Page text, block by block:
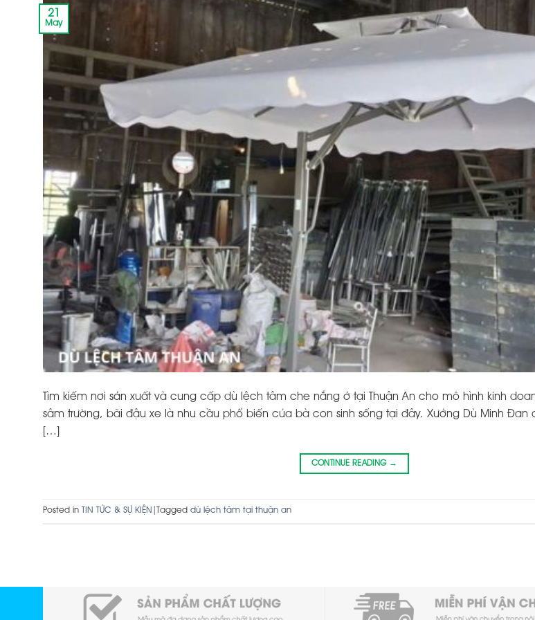
21
May
Tìm kiếm nơi sản xuất và cung cấp dù lệch tâm che nắng ở tại Thuận An cho mô hình kinh
sâm trường, bãi đậu xe là nhu cầu phổ biến của bà con sinh sống tại đây. Xưởng Dù Minh Đan
[…]
CONTINUE READING →
Posted in TIN TỨC & SỰ KIỆN Tagged dù lệch tâm tại thuận an